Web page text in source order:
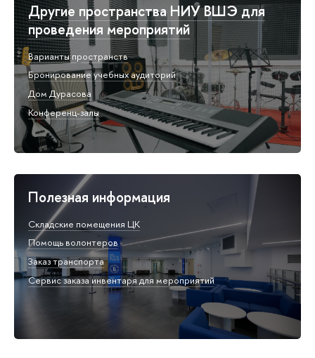
Другие пространства НИУ ВШЭ для
проведения мероприятий
Варианты пространств
Бронирование учебных аудиторий
Дом Дурасова
Конференц-залы
Полезная информация
Складские помещения ЦК
Помощь волонтеров
Заказ транспорта
Сервис заказа инвентаря для мероприятий